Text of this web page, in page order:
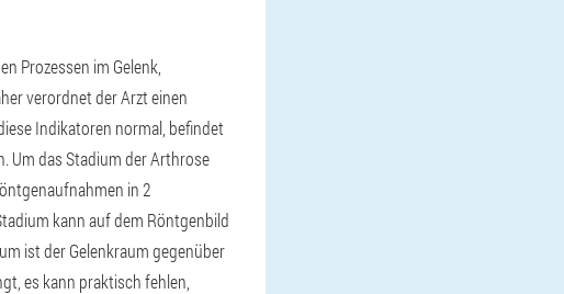
Prozessen im Gelenk,
verordnet der Arzt einen
Indikatoren normal, befindet
Um das Stadium der Arthrose
in 2
kann auf dem Röntgenbild
ist der Gelenkraum gegenüber
es kann praktisch fehlen,